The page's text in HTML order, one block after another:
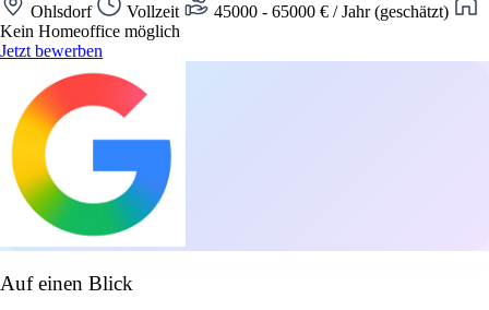
Ohlsdorf Vollzeit
45000 - 65000 € / Jahr (geschätzt)
Kein Homeoffice möglich
Jetzt bewerben
Auf einen Blick